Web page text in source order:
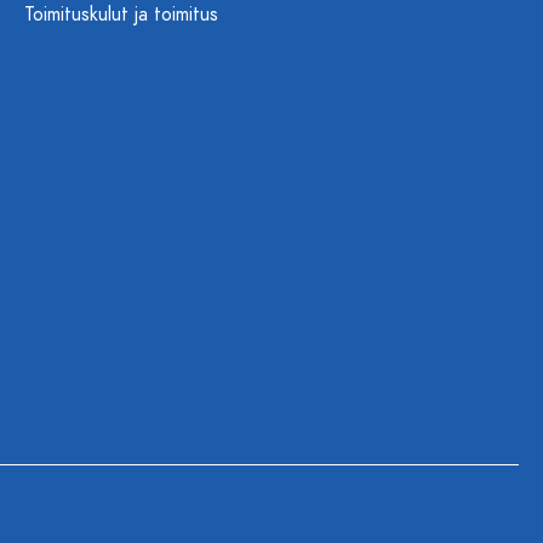
Toimituskulut ja toimitus